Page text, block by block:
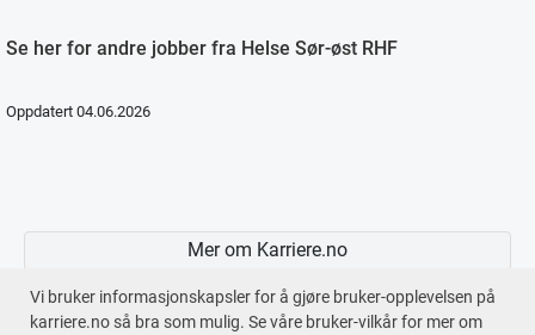
Vi bruker informasjonskapsler for å gjøre bruker-opplevelsen på
karriere.no så bra som mulig. Se våre bruker-vilkår for mer om
Se her for andre jobber fra Helse Sør-øst RHF
Oppdatert 04.06.2026
Mer om Karriere.no